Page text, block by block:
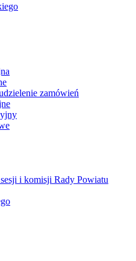
zamówień
i komisji Rady Powiatu